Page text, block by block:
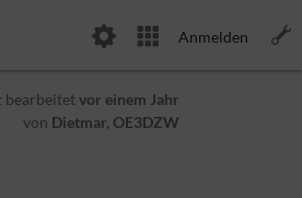
Anmelden
bearbeitetvor einem Jahr
von Dietmar, OE3DZW